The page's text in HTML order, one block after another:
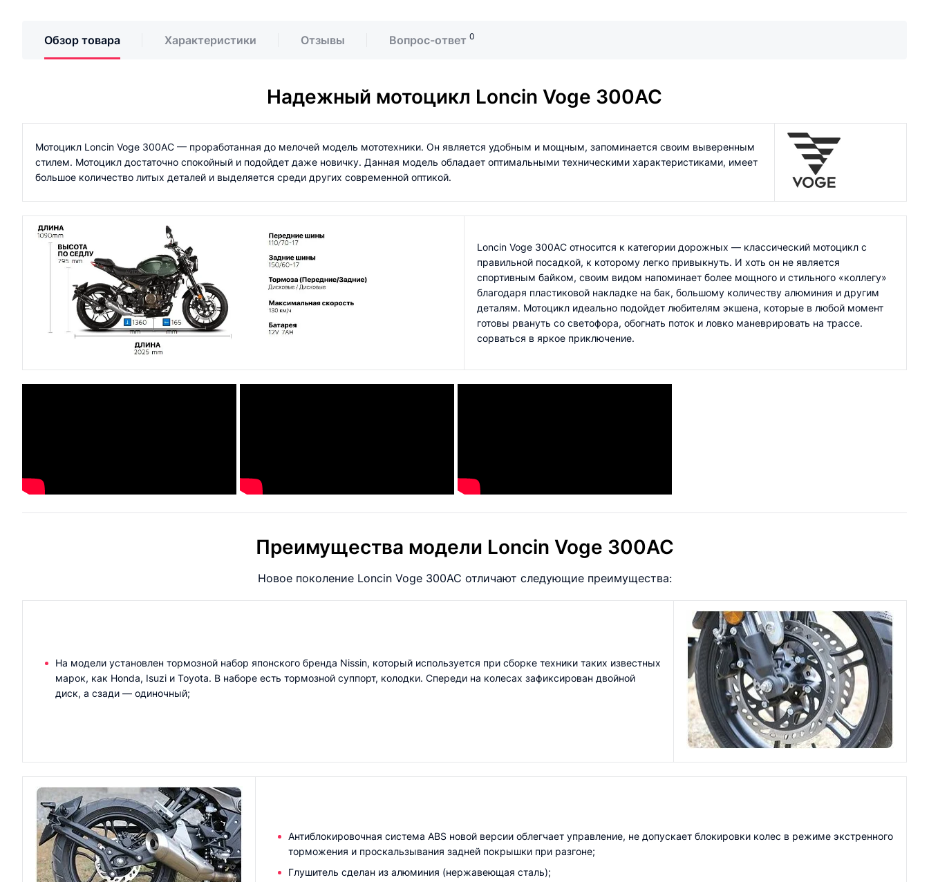
Обзор товара Характеристики Отзывы Вопрос-ответ 0
Надежный мотоцикл Loncin Voge 300AC
Мотоцикл Loncin Voge 300AC — проработанная до мелочей модель мототехники. Он является удобным и мощным, запоминается своим выверенным
стилем. Мотоцикл достаточно спокойный и подойдет даже новичку. Данная модель обладает оптимальными техническими характеристиками, имеет
большое количество литых деталей и выделяется среди других современной оптикой.
Loncin Voge 300AC относится к категории дорожных — классический мотоцикл с
правильной посадкой, к которому легко привыкнуть. И хоть он не является
спортивным байком, своим видом напоминает более мощного и стильного «коллегу»
благодаря пластиковой накладке на бак, большому количеству алюминия и другим
деталям. Мотоцикл идеально подойдет любителям экшена, которые в любой момент
готовы рвануть со светофора, обогнать поток и ловко маневрировать на трассе.
сорваться в яркое приключение.
Преимущества модели Loncin Voge 300AC
Новое поколение Loncin Voge 300AC отличают следующие преимущества:
На модели установлен тормозной набор японского бренда Nissin, который используется при сборке техники таких известных
марок, как Honda, Isuzi и Toyota. В наборе есть тормозной суппорт, колодки. Спереди на колесах зафиксирован двойной
диск, а сзади — одиночный;
Антиблокировочная система АBS новой версии облегчает управление, не допускает блокировки колес в режиме экстренного
торможения и проскальзывания задней покрышки при разгоне;
Глушитель сделан из алюминия (нержавеющая сталь);